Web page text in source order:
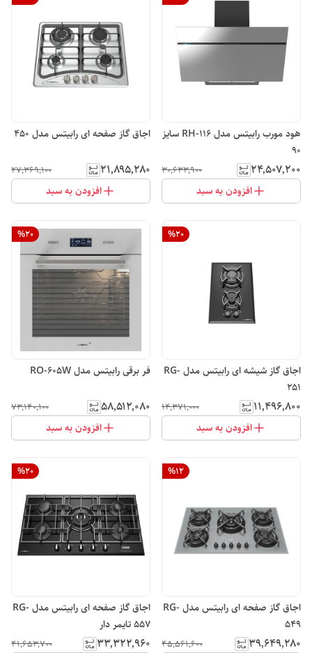
هود مورب رابیتس مدل RH-116 سایز
90
۲۴٬۵۰۷٬۲۰۰ ۳۰٬۶۳۳٬۹۰۰
افزودن به سبد
اجاق گاز صفحه ای رابیتس مدل 450
۲۱٬۸۹۵٬۲۸۰ ۲۷٬۳۶۹٬۱۰۰
افزودن به سبد
%20
اجاق گاز شیشه ای رابیتس مدل RG-
251
۱۱٬۴۹۶٬۸۰۰ ۱۴٬۳۷۱٬۰۰۰
افزودن به سبد
%20
فر برقی رابیتس مدل RO-605W
۵۸٬۵۱۲٬۰۸۰ ۷۳٬۱۴۰٬۱۰۰
افزودن به سبد
%12
اجاق گاز صفحه ای رابیتس مدل RG-
549
۳۹٬۶۴۹٬۲۸۰ ۴۵٬۵۶۱٬۶۰۰
%20
اجاق گاز صفحه ای رابیتس مدل RG-
557 تایمر دار
۳۳٬۳۲۲٬۹۶۰ ۴۱٬۶۵۳٬۷۰۰